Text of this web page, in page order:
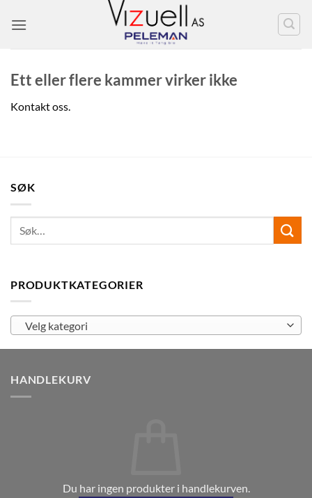
Ett eller flere kammer virker ikke
Kontakt oss.
SØK
PRODUKTKATEGORIER
Velg kategori
HANDLEKURV
Du har ingen produkter i handlekurven.